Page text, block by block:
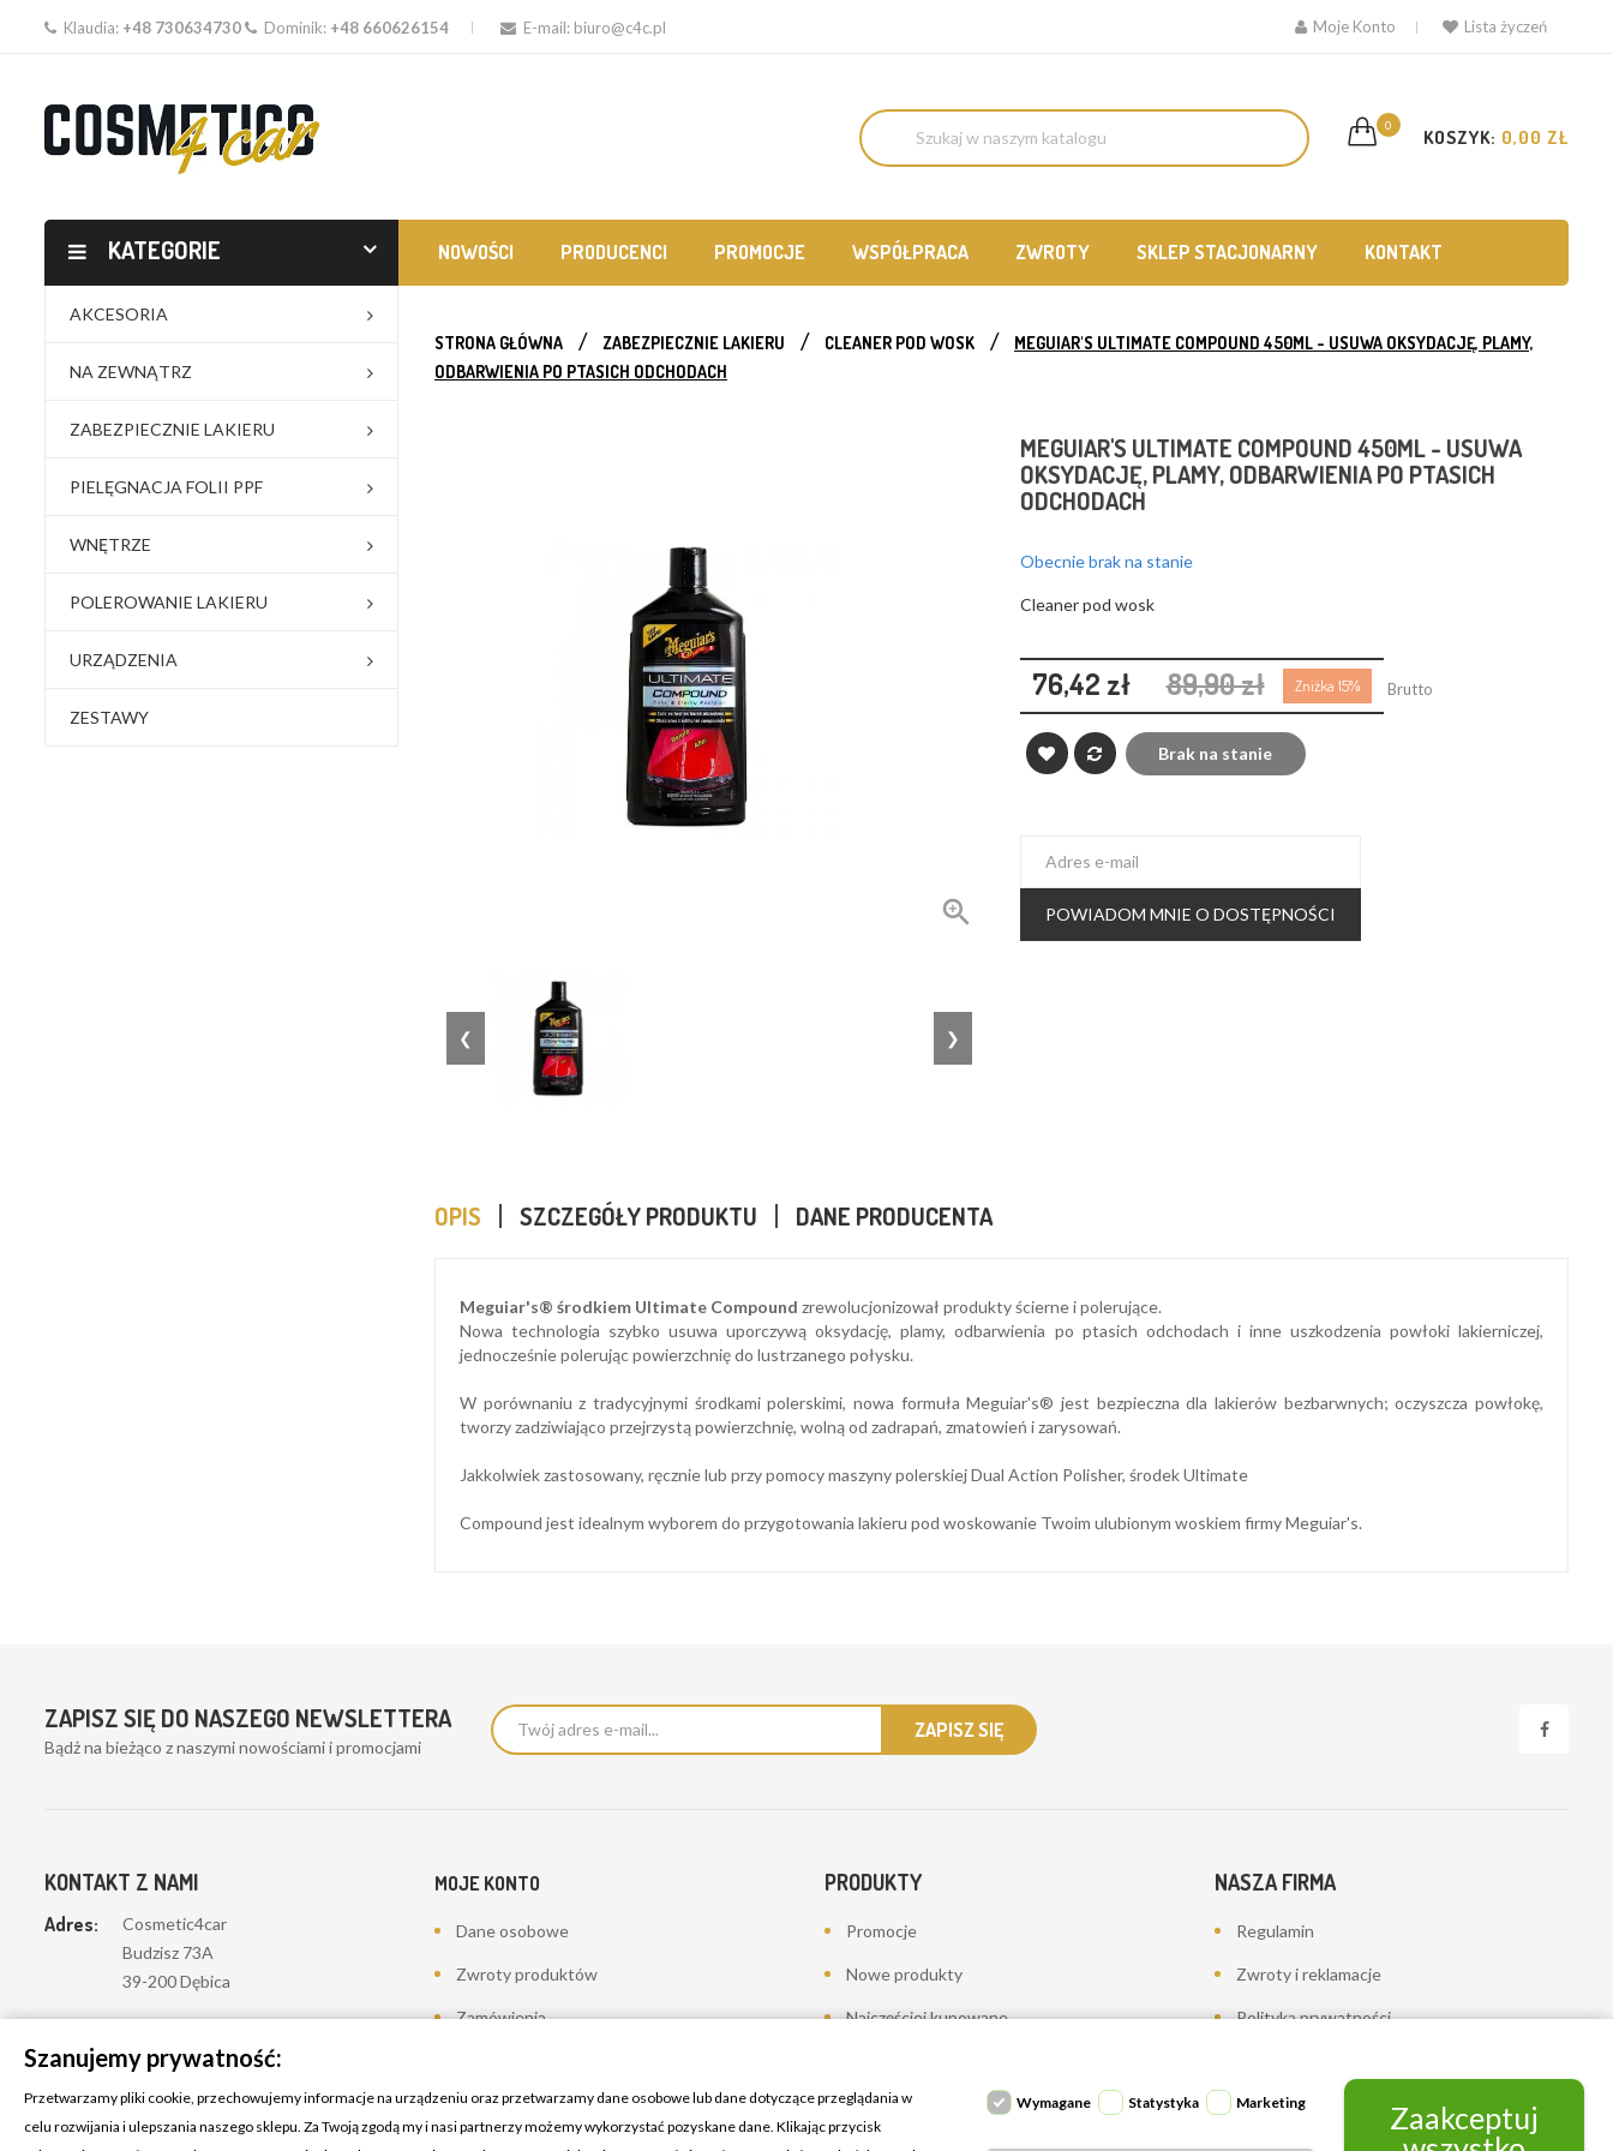
Klaudia: +48 730634730 Dominik: +48 660626154 E-mail: biuro@c4c.pl Moje Konto Lista życzeń
0
KOSZYK: 0,00 ZŁ
KATEGORIE NOWOŚCI PRODUCENCI PROMOCJE WSPÓŁPRACA ZWROTY SKLEP STACJONARNY KONTAKT
AKCESORIA
NA ZEWNĄTRZ
ZABEZPIECZNIE LAKIERU
PIELĘGNACJA FOLII PPF
WNĘTRZE
POLEROWANIE LAKIERU
URZĄDZENIA
ZESTAWY
STRONA GŁÓWNA ZABEZPIECZNIE LAKIERU CLEANER POD WOSK
MEGUIAR'S ULTIMATE COMPOUND 450ML - USUWA OKSYDACJĘ, PLAMY,
ODBARWIENIA PO PTASICH ODCHODACH

❮ ❯
MEGUIAR'S ULTIMATE COMPOUND 450ML - USUWA
OKSYDACJĘ, PLAMY, ODBARWIENIA PO PTASICH
ODCHODACH
Obecnie brak na stanie
Cleaner pod wosk
76,42 zł 89,90 zł Zniżka 15% Brutto
Brak na stanie
POWIADOM MNIE O DOSTĘPNOŚCI
OPIS SZCZEGÓŁY PRODUKTU DANE PRODUCENTA
Meguiar's® środkiem Ultimate Compound zrewolucjonizował produkty ścierne i polerujące.
Nowa technologia szybko usuwa uporczywą oksydację, plamy, odbarwienia po ptasich odchodach i inne uszkodzenia powłoki lakierniczej,
jednocześnie polerując powierzchnię do lustrzanego połysku.
W porównaniu z tradycyjnymi środkami polerskimi, nowa formuła Meguiar's® jest bezpieczna dla lakierów bezbarwnych; oczyszcza powłokę,
tworzy zadziwiająco przejrzystą powierzchnię, wolną od zadrapań, zmatowień i zarysowań.
Jakkolwiek zastosowany, ręcznie lub przy pomocy maszyny polerskiej Dual Action Polisher, środek Ultimate
Compound jest idealnym wyborem do przygotowania lakieru pod woskowanie Twoim ulubionym woskiem firmy Meguiar's.
ZAPISZ SIĘ DO NASZEGO NEWSLETTERA
Bądż na bieżąco z naszymi nowościami i promocjami
KONTAKT Z NAMI
Adres:
Cosmetic4car
Budzisz 73A
39-200 Dębica
Klaudia:
Email: biuro@c4c.pl
MOJE KONTO
Dane osobowe
Zwroty produktów
Zamówienia
Adresy
Kupony
PRODUKTY
Promocje
Nowe produkty
Najczęściej kupowane
NASZA FIRMA
Regulamin
Zwroty i reklamacje
Polityka prywatności
Kontakt z nami
Mapa strony
Szanujemy prywatność:
Przetwarzamy pliki cookie, przechowujemy informacje na urządzeniu oraz przetwarzamy dane osobowe lub dane dotyczące przeglądania w
celu rozwijania i ulepszania naszego sklepu. Za Twoją zgodą my i nasi partnerzy możemy wykorzystać pozyskane dane. Klikając przycisk
Wymagane Statystyka Marketing
Zaakceptuj